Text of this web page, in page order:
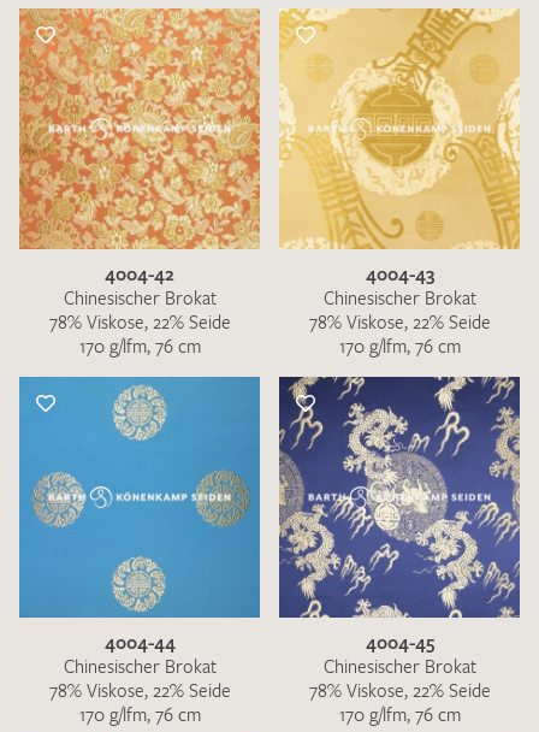
4004-42
Chinesischer Brokat
78% Viskose, 22% Seide
170 g/lfm, 76 cm
4004-43
Chinesischer Brokat
78% Viskose, 22% Seide
170 g/lfm, 76 cm
4004-44
Chinesischer Brokat
78% Viskose, 22% Seide
170 g/lfm, 76 cm
4004-45
Chinesischer Brokat
78% Viskose, 22% Seide
170 g/lfm, 76 cm